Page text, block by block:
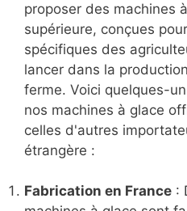
proposer des machines
supérieure, conçues
spécifiques des
lancer dans la
ferme. Voici quelques-
nos machines à glace
celles d'autres
étrangère :
Fabrication en France :